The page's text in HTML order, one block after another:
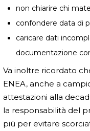
non chiarire chi
confondere data di
caricare dati
documentazione
Va inoltre ricordato
ENEA, anche a
attestazioni alla
la responsabilità del
più per evitare